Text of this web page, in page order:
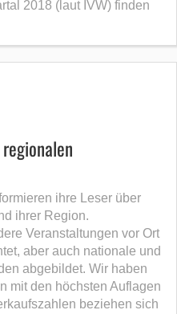
2018 (laut IVW) finden
ihre Leser über
ihrer Region.
Veranstaltungen vor Ort
aber auch nationale und
abgebildet. Wir haben
mit den höchsten Auflagen
beziehen sich